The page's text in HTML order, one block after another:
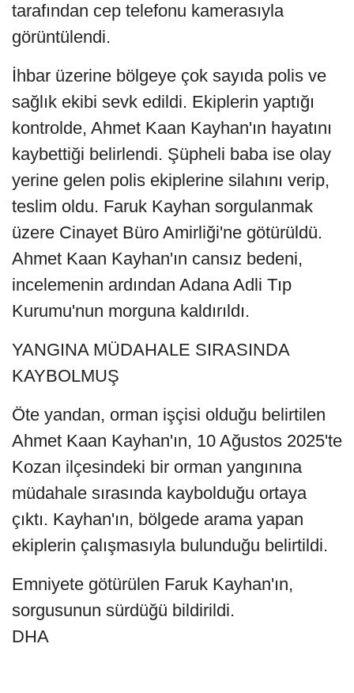
tarafından cep telefonu kamerasıyla
görüntülendi.
İhbar üzerine bölgeye çok sayıda polis ve
sağlık ekibi sevk edildi. Ekiplerin yaptığı
kontrolde, Ahmet Kaan Kayhan'ın hayatını
kaybettiği belirlendi. Şüpheli baba ise olay
yerine gelen polis ekiplerine silahını verip,
teslim oldu. Faruk Kayhan sorgulanmak
üzere Cinayet Büro Amirliği'ne götürüldü.
Ahmet Kaan Kayhan'ın cansız bedeni,
incelemenin ardından Adana Adli Tıp
Kurumu'nun morguna kaldırıldı.
YANGINA MÜDAHALE SIRASINDA
KAYBOLMUŞ
Öte yandan, orman işçisi olduğu belirtilen
Ahmet Kaan Kayhan'ın, 10 Ağustos 2025'te
Kozan ilçesindeki bir orman yangınına
müdahale sırasında kaybolduğu ortaya
çıktı. Kayhan'ın, bölgede arama yapan
ekiplerin çalışmasıyla bulunduğu belirtildi.
Emniyete götürülen Faruk Kayhan'ın,
sorgusunun sürdüğü bildirildi.
DHA